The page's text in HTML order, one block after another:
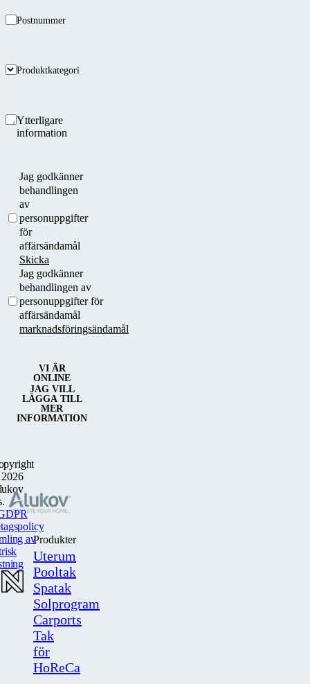
Postnummer
Produktkategori
Ytterligare
information
Jag godkänner
behandlingen
av
personuppgifter
för
affärsändamål
Skicka
Jag godkänner
behandlingen av
personuppgifter för
affärsändamål
marknadsföringsändamål
JAG VILL
LÄGGA TILL
MER
INFORMATION
VI ÄR
ONLINE
Produkter
Uterum
Pooltak
Spatak
Solprogram
Carports
Tak
för
HoReCa
av